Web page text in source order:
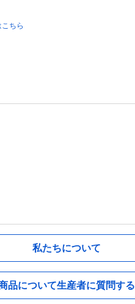
ちら
私たちについて
品について生産者に質問する